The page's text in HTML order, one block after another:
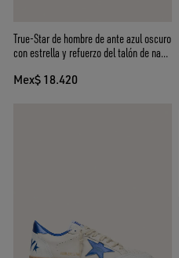
True-Star de hombre de ante azul oscuro
con estrella y refuerzo del talón de napa
Mex$ 18.420